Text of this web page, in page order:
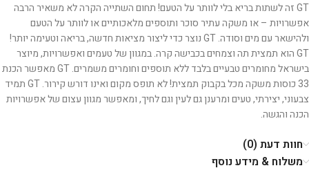
GT זה לשתות בריא בלי לוותר על הטעם! תחום השתייה הקרה לא משאיר הרבה
אפשרויות – או משקה עתיר סוכר ותוספים מלאכותיים או לוותר על הטעם
ולהישאר עם מים וסודה. GT נוצר כדי ליצור מציאות חדשה, בריאה וטעימה יותר!
GT הוא תמצית תה וצמחים בכבישה קרה. במגוון של טעמים ואפשרויות, מיוצר
בישראל מחומרים טבעיים בלבד ללא תוספים וחומרים משמרים.GTמאפשר הכנת
33 כוסות משקה מכל בקבוק תמצית! לא תופס מקום ואינו דורש קירור.
GT תמיד
צבעוני, יצירתי, טעים ומרענן גם לעין וגם לחיך, ומאפשר מגוון עצום של אפשרויות
הכנה והגשה.
חוות דעת (0)
משלוח & מידע נוסף